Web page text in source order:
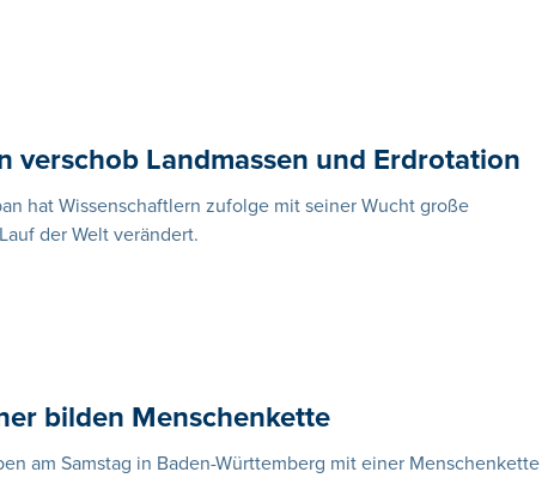
verschob Landmassen und Erdrotation
hat Wissenschaftlern zufolge mit seiner Wucht große
der Welt verändert.
bilden Menschenkette
am Samstag in Baden-Württemberg mit einer Menschenkette